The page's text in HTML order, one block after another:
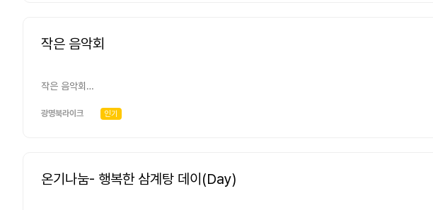
작은 음악회
작은 음악회
2회
광명북라이크 인기
온기나눔- 행복한 삼계탕 데이(Day)